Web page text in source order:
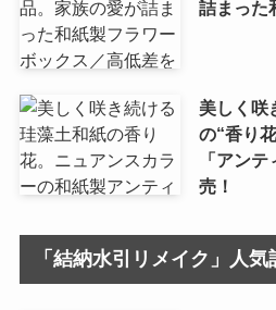
詰まった
美しく咲
の“香り
「アン
売！
「結納水引リメイク」人気